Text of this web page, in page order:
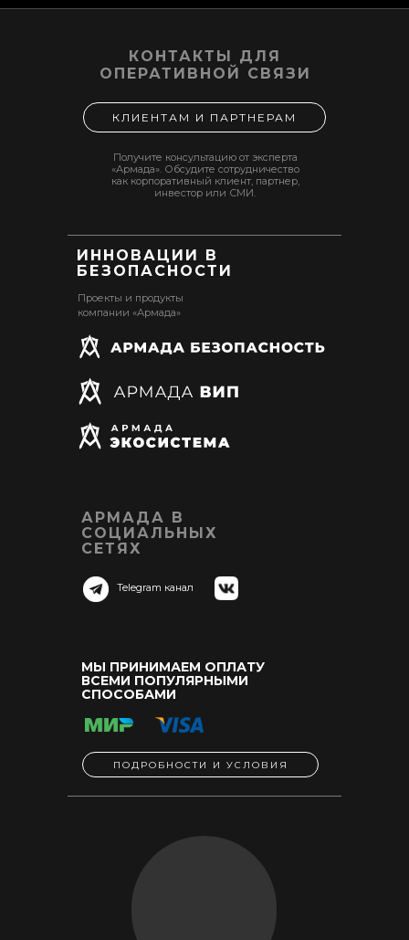
МЫ ПРИНИМАЕМ ОПЛАТУ
ВСЕМИ ПОПУЛЯРНЫМИ
СПОСОБАМИ
ИННОВАЦИИ В
БЕЗОПАСНОСТИ
КОНТАКТЫ ДЛЯ
ОПЕРАТИВНОЙ СВЯЗИ
Получите консультацию от эксперта
«Армада». Обсудите сотрудничество
как корпоративный клиент, партнер,
инвестор или СМИ.
Проекты и продукты
компании «Армада»
АРМАДА В
СОЦИАЛЬНЫХ
СЕТЯХ
Telegram канал
ПОДРОБНОСТИ И УСЛОВИЯ
КЛИЕНТАМ И ПАРТНЕРАМ